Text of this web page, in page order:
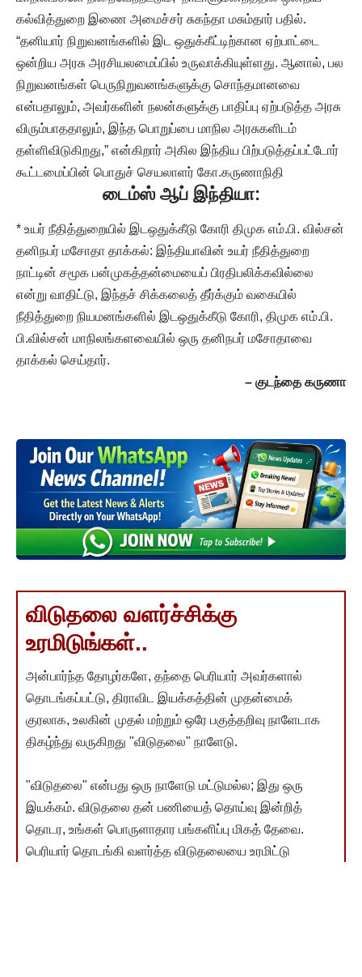
கல்வித்துறை இணை அமைச்சர் சுகந்தா மசும்தார் பதில்.
“தனியார் நிறுவனங்களில் இட ஒதுக்கீட்டிற்கான ஏற்பாட்டை
ஒன்றிய அரசு அரசியலமைப்பில் உருவாக்கியுள்ளது. ஆனால், பல
நிறுவனங்கள் பெருநிறுவனங்களுக்கு சொந்தமானவை
என்பதாலும், அவர்களின் நலன்களுக்கு பாதிப்பு ஏற்படுத்த அரசு
விரும்பாததாலும், இந்த பொறுப்பை மாநில அரசுகளிடம்
தள்ளிவிடுகிறது,” என்கிறார் அகில இந்திய பிற்படுத்தப்பட்டோர்
கூட்டமைப்பின் பொதுச் செயலாளர் கோ.கருணாநிதி
டைம்ஸ் ஆப் இந்தியா:
* உயர் நீதித்துறையில் இடஒதுக்கீடு கோரி திமுக எம்.பி. வில்சன்
தனிநபர் மசோதா தாக்கல்: இந்தியாவின் உயர் நீதித்துறை
நாட்டின் சமூக பன்முகத்தன்மையைப் பிரதிபலிக்கவில்லை
என்று வாதிட்டு, இந்தச் சிக்கலைத் தீர்க்கும் வகையில்
நீதித்துறை நியமனங்களில் இடஒதுக்கீடு கோரி, திமுக எம்.பி.
பி.வில்சன் மாநிலங்களவையில் ஒரு தனிநபர் மசோதாவை
தாக்கல் செய்தார்.
– குடந்தை கருணா
விடுதலை வளர்ச்சிக்கு
உரமிடுங்கள்..
அன்பார்ந்த தோழர்களே, தந்தை பெரியார் அவர்களால்
தொடங்கப்பட்டு, திராவிட இயக்கத்தின் முதன்மைக்
குரலாக, உலகின் முதல் மற்றும் ஒரே பகுத்தறிவு நாளேடாக
திகழ்ந்து வருகிறது "விடுதலை" நாளேடு.
"விடுதலை" என்பது ஒரு நாளேடு மட்டுமல்ல; இது ஒரு
இயக்கம். விடுதலை தன் பணியைத் தொய்வு இன்றித்
தொடர, உங்கள் பொருளாதார பங்களிப்பு மிகத் தேவை.
பெரியார் தொடங்கி வளர்த்த விடுதலையை உரமிட்டு